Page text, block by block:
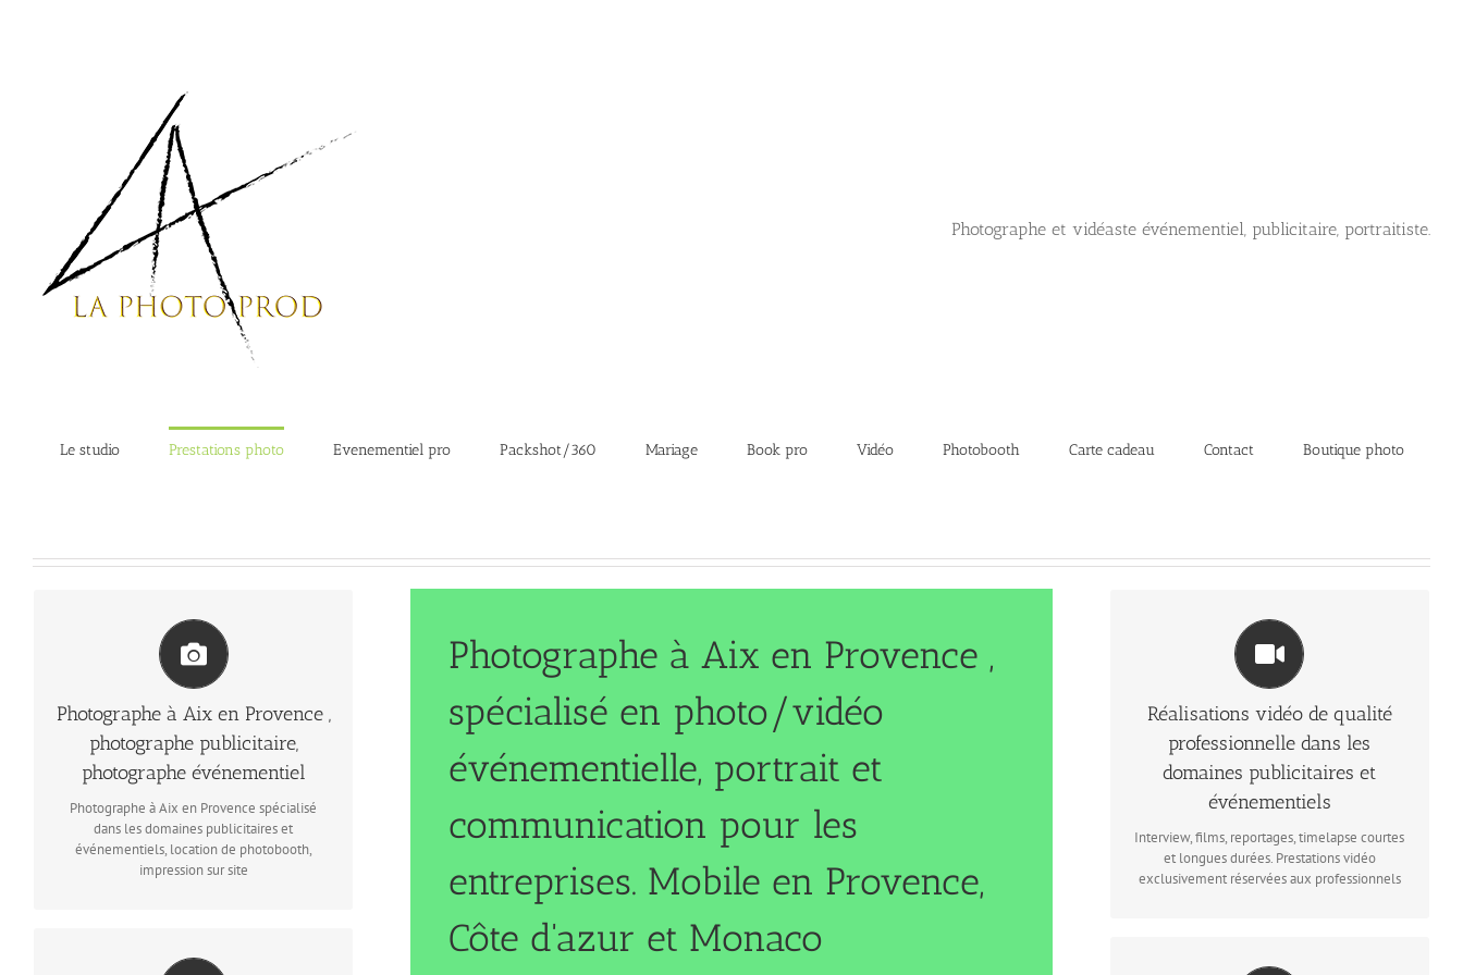
Photographe et vidéaste événementiel, publicitaire, portraitiste.
Le studio Prestations photo Evenementiel pro Packshot/360 Mariage Book pro Vidéo Photobooth Carte cadeau Contact Boutique photo
Photographe à Aix en Provence ,
photographe publicitaire,
photographe événementiel
Photographe à Aix en Provence spécialisé
dans les domaines publicitaires et
événementiels, location de photobooth,
impression sur site
Plus d'informations au 0609853333
Photographe publicitaire mobile dans tout le
quart sud-est essentiellement, mais aussi le
reste de la France et à l’étranger
Packshot, illustration, mais aussi
Photographe à Aix en Provence ,
spécialisé en photo/vidéo
événementielle, portrait et
communication pour les
entreprises. Mobile en Provence,
Côte d'azur et Monaco
Réalisations vidéo de qualité
professionnelle dans les
domaines publicitaires et
événementiels
Interview, films, reportages, timelapse courtes
et longues durées. Prestations vidéo
exclusivement réservées aux professionnels
Plus d'informations au 0609853333
Mobilité dans tout le quart sud-est
essentiellement, mais aussi le reste de la
France et à l’étranger